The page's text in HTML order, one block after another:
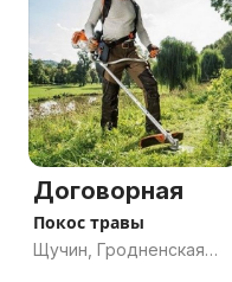
Договорная
Покос травы
Щучин, Гродненская